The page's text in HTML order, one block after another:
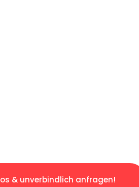
& unverbindlich anfragen!